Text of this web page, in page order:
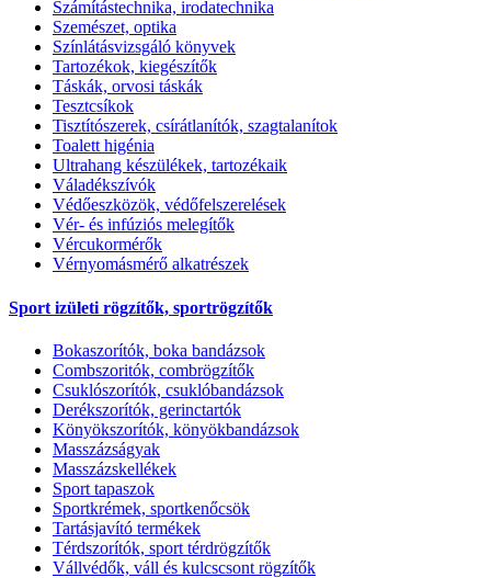
Számítástechnika, irodatechnika
Szemészet, optika
Színlátásvizsgáló könyvek
Tartozékok, kiegészítők
Táskák, orvosi táskák
Tesztcsíkok
Tisztítószerek, csírátlanítók, szagtalanítok
Toalett higénia
Ultrahang készülékek, tartozékaik
Váladékszívók
Védőeszközök, védőfelszerelések
Vér- és infúziós melegítők
Vércukormérők
Vérnyomásmérő alkatrészek
Sport izületi rögzítők, sportrögzítők
Bokaszorítók, boka bandázsok
Combszoritók, combrögzítők
Csuklószorítók, csuklóbandázsok
Derékszorítók, gerinctartók
Könyökszorítók, könyökbandázsok
Masszázságyak
Masszázskellékek
Sport tapaszok
Sportkrémek, sportkenőcsök
Tartásjavító termékek
Térdszorítók, sport térdrögzítők
Vállvédők, váll és kulcscsont rögzítők